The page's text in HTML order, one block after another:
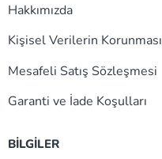
Hakkımızda
Kişisel Verilerin Korunması
Mesafeli Satış Sözleşmesi
Garanti ve İade Koşulları
BİLGİLER